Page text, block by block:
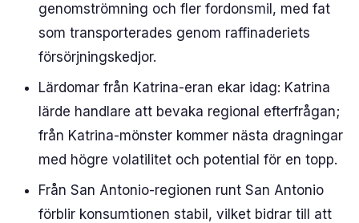
genomströmning och fler fordonsmil, med fat
som transporterades genom raffinaderiets
försörjningskedjor.
Lärdomar från Katrina-eran ekar idag: Katrina
lärde handlare att bevaka regional efterfrågan;
från Katrina-mönster kommer nästa dragningar
med högre volatilitet och potential för en topp.
Från San Antonio-regionen runt San Antonio
förblir konsumtionen stabil, vilket bidrar till att